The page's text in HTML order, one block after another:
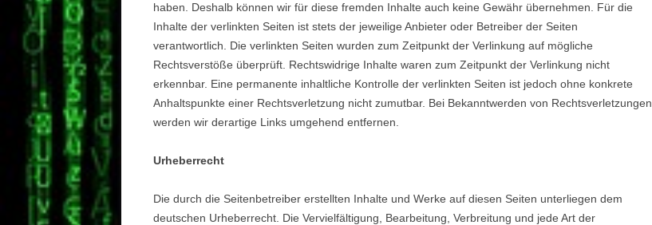
haben. Deshalb können wir für diese fremden Inhalte auch keine Gewähr übernehmen. Für die
Inhalte der verlinkten Seiten ist stets der jeweilige Anbieter oder Betreiber der Seiten
verantwortlich. Die verlinkten Seiten wurden zum Zeitpunkt der Verlinkung auf mögliche
Rechtsverstöße überprüft. Rechtswidrige Inhalte waren zum Zeitpunkt der Verlinkung nicht
erkennbar. Eine permanente inhaltliche Kontrolle der verlinkten Seiten ist jedoch ohne konkrete
Anhaltspunkte einer Rechtsverletzung nicht zumutbar. Bei Bekanntwerden von Rechtsverletzungen
werden wir derartige Links umgehend entfernen.
Urheberrecht
Die durch die Seitenbetreiber erstellten Inhalte und Werke auf diesen Seiten unterliegen dem
deutschen Urheberrecht. Die Vervielfältigung, Bearbeitung, Verbreitung und jede Art der